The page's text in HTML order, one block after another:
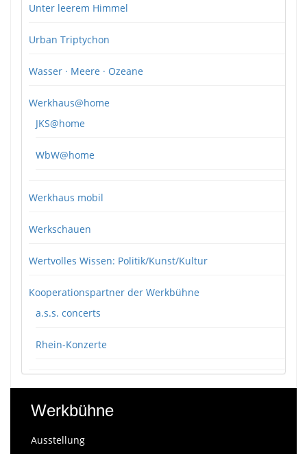
Unter leerem Himmel
Urban Triptychon
Wasser · Meere · Ozeane
Werkhaus@home
JKS@home
WbW@home
Werkhaus mobil
Werkschauen
Wertvolles Wissen: Politik/Kunst/Kultur
Kooperationspartner der Werkbühne
a.s.s. concerts
Rhein-Konzerte
Werkbühne
Ausstellung